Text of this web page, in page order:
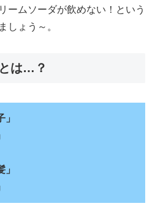
ームソーダが飲めない！という
しょう～。
は…？